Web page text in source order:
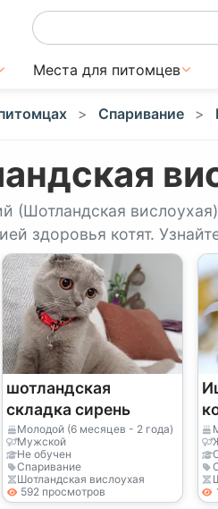
Места для питомцев
Спаривание
(Шотландская
здоровья котят.
шотландская
складка сирень
Молодой (6 месяцев - 2 года)
Мужской
Не обучен
Спаривание
Шотландская вислоухая
592 просмотров